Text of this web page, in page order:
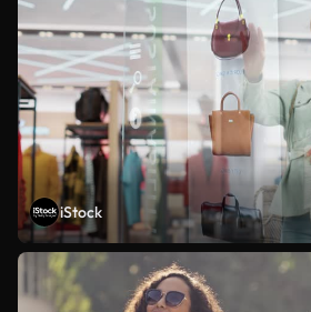
iStock